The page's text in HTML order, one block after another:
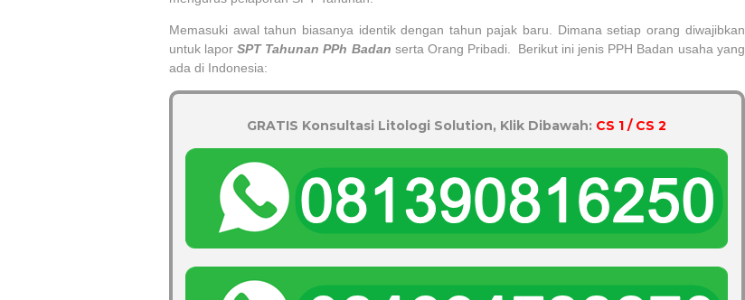
Memasuki awal tahun biasanya identik dengan tahun pajak baru. Dimana setiap orang diwajibkan
untuk laporSPT Tahunan PPh Badan serta Orang Pribadi.
Berikut ini jenis PPH Badan usaha yang
ada di Indonesia:
GRATIS Konsultasi Litologi Solution, Klik Dibawah: CS 1 / CS 2